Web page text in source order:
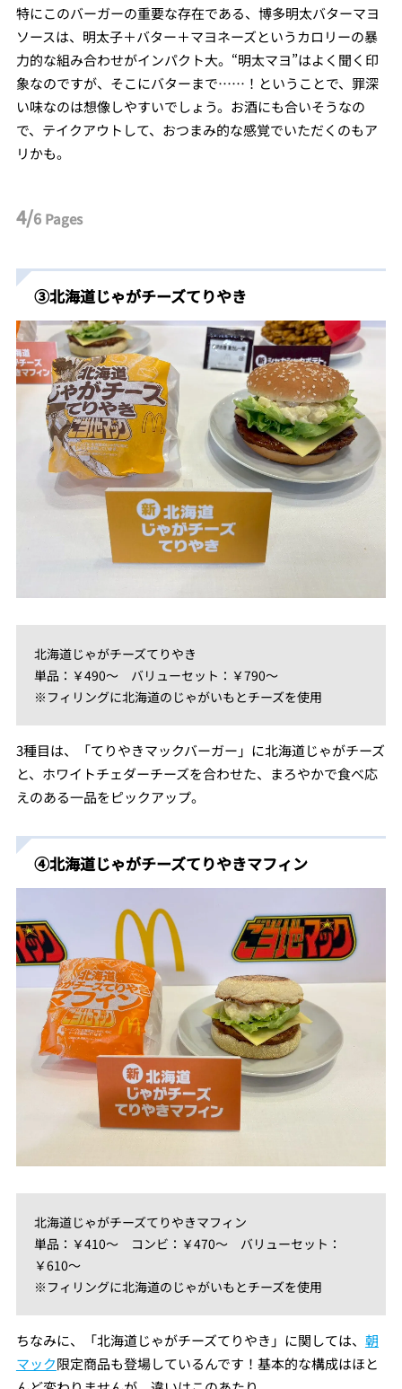
特にこのバーガーの重要な存在である、博多明太バターマヨ
ソースは、明太子＋バター＋マヨネーズというカロリーの暴
力的な組み合わせがインパクト大。“明太マヨ”はよく聞く印
象なのですが、そこにバターまで……！ということで、罪深
い味なのは想像しやすいでしょう。お酒にも合いそうなの
で、テイクアウトして、おつまみ的な感覚でいただくのもア
リかも。
4/6 Pages
③北海道じゃがチーズてりやき
北海道じゃがチーズてりやき
単品：￥490～ バリューセット：￥790～
※フィリングに北海道のじゃがいもとチーズを使用
3種目は、「てりやきマックバーガー」に北海道じゃがチーズ
と、ホワイトチェダーチーズを合わせた、まろやかで食べ応
えのある一品をピックアップ。
④北海道じゃがチーズてりやきマフィン
北海道じゃがチーズてりやきマフィン
単品：￥410～ コンビ：￥470～ バリューセット：
￥610～
※フィリングに北海道のじゃがいもとチーズを使用
ちなみに、「北海道じゃがチーズてりやき」に関しては、 朝
マック限定商品も登場しているんです！基本的な構成はほと